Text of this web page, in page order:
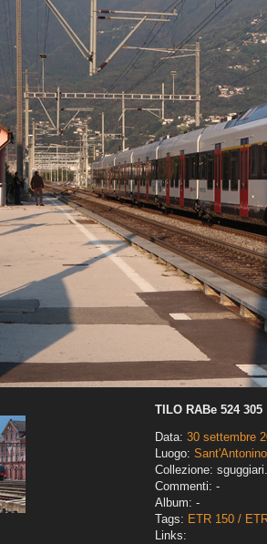
TILO RABe 524 305
Data: 30 settembre
Luogo: Sant'Antonino
Collezione:
Commenti: -
Album: -
Tags: ETR 150 /
Links: